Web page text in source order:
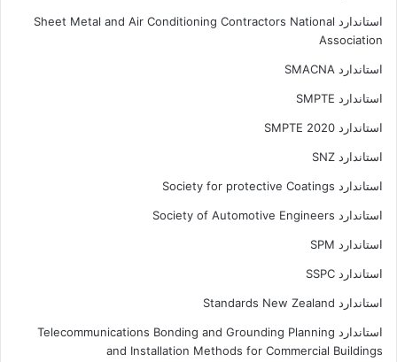
استاندارد Sheet Metal and Air Conditioning Contractors National
Association
استاندارد SMACNA
استاندارد SMPTE
استاندارد SMPTE 2020
استاندارد SNZ
استاندارد Society for protective Coatings
استاندارد Society of Automotive Engineers
استاندارد SPM
استاندارد SSPC
استاندارد Standards New Zealand
استاندارد Telecommunications Bonding and Grounding Planning
and Installation Methods for Commercial Buildings